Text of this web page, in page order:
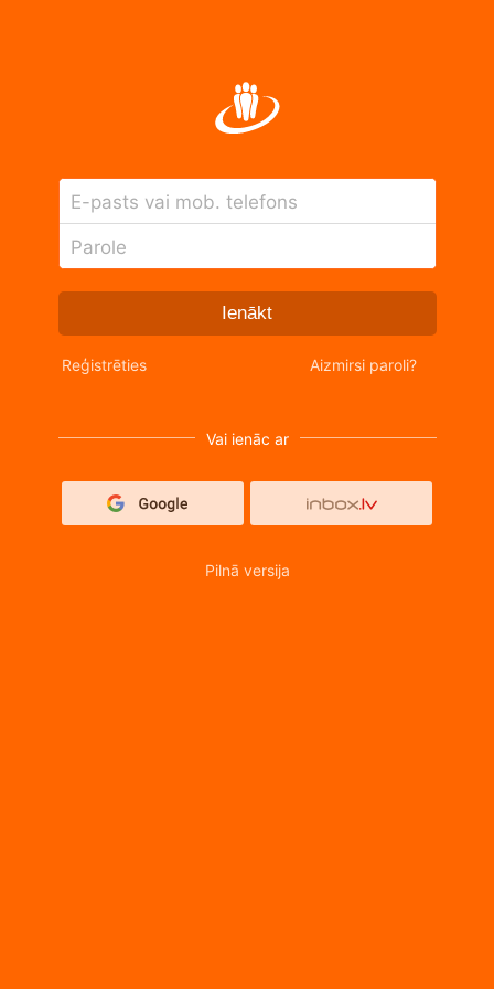
E-pasts vai mob. telefons
Parole
Ienākt
Reģistrēties Aizmirsi paroli?
Vai ienāc ar
Pilnā versija